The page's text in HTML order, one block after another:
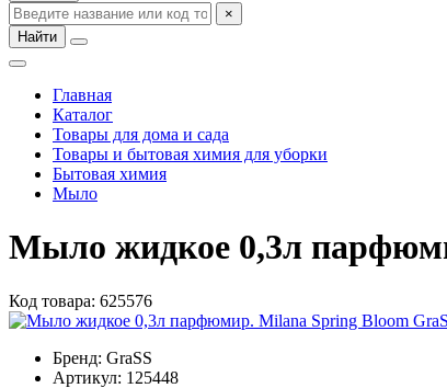
×
Найти
Главная
Каталог
Товары для дома и сада
Товары и бытовая химия для уборки
Бытовая химия
Мыло
Мыло жидкое 0,3л
Код товара: 625576
Бренд: GraSS
Артикул: 125448